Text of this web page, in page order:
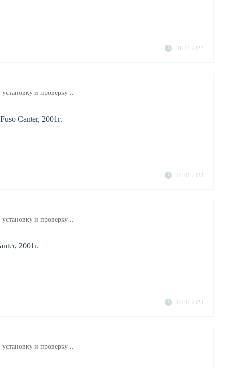
18.11.2022
Canter, 2001г.
и проверку ..
03.01.2023
2001г.
и проверку ..
03.01.2023
и проверку ..